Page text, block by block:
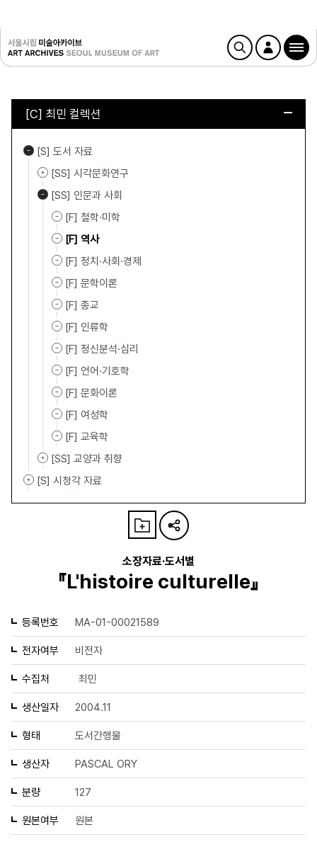
[C] 최민 컬렉션
[S] 도서 자료
[SS] 시각문화연구
[SS] 인문과 사회
[F] 철학·미학
[F] 역사
[F] 정치·사회·경제
[F] 문학이론
[F] 종교
[F] 인류학
[F] 정신분석·심리
[F] 언어·기호학
[F] 문화이론
[F] 여성학
[F] 교육학
[SS] 교양과 취향
[S] 시청각 자료
소장자료·도서별
『L'histoire culturelle』
등록번호 MA-01-00021589
전자여부 비전자
수집처 최민
생산일자 2004.11
형태 도서간행물
생산자 PASCAL ORY
분량 127
원본여부 원본